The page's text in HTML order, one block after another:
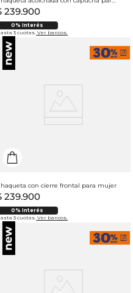
239.900
0% Interés
3 cuotas. Ver bancos.
con cierre frontal para mujer
239.900
0% Interés
3 cuotas. Ver bancos.